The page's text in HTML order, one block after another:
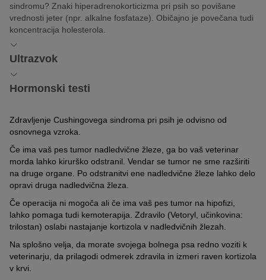
sindromu? Znaki hiperadrenokorticizma pri psih so povišane
vrednosti jeter (npr. alkalne fosfataze). Običajno je povečana tudi
koncentracija holesterola.
Ultrazvok
Tehnike slikanja, kot je ultrazvok, veterinarju omogočajo oceno
obeh nadledvičnih žlez kot znak hiperadrenokorticizma hipofize.
Hormonski testi
potrebni tudi različni hormonski testi. Tej vključujejo:
1. Razmerje kortizola in kreatinina v urinu (UCC)
Urin vašega psa lahko veliko pove o ravni kortizola. Visoka raven
hormona v treh zaporednih jutranjih vzorcih urina kaže, da ima
vaš pes Cushingov sindrom.
2. Supresijski test z nizkim odmerkom
deksametazona (test LDDS)
Pri tem testu veterinar preveri bazalno koncentracijo kortizola z
odvzemom vzorca krvi. Nato vašemu psu da kortizolu podobno
zdravilo (deksametazon).
Zdravljenje Cushingovega sindroma pri psih je odvisno od
osnovnega vzroka.
Če ima vaš pes tumor nadledvične žleze, ga bo vaš veterinar
morda lahko kirurško odstranil. Vendar se tumor ne sme razširiti
na druge organe. Po odstranitvi ene nadledvične žleze lahko delo
opravi druga nadledvična žleza.
Če operacija ni mogoča ali če ima vaš pes tumor na hipofizi,
lahko pomaga tudi kemoterapija. Zdravilo (Vetoryl, učinkovina:
trilostan) oslabi nastajanje kortizola v nadledvičnih žlezah.
Na splošno velja, da morate svojega bolnega psa redno voziti k
veterinarju, da prilagodi odmerek zdravila in izmeri raven kortizola
v krvi.